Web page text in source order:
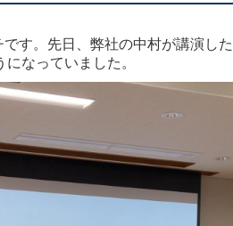
す。先日、弊社の中村が講演し
なっていました。